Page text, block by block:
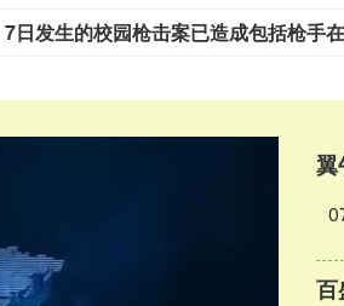
翼
百